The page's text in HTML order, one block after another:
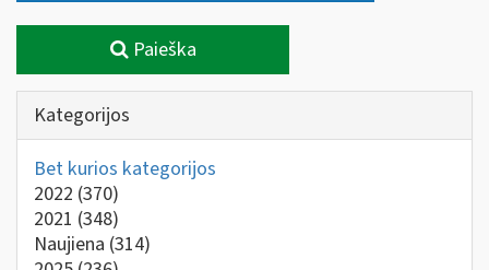
Paieška
Kategorijos
Bet kurios kategorijos
2022 (370)
2021 (348)
Naujiena (314)